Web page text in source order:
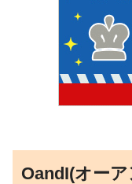
OandI(オー